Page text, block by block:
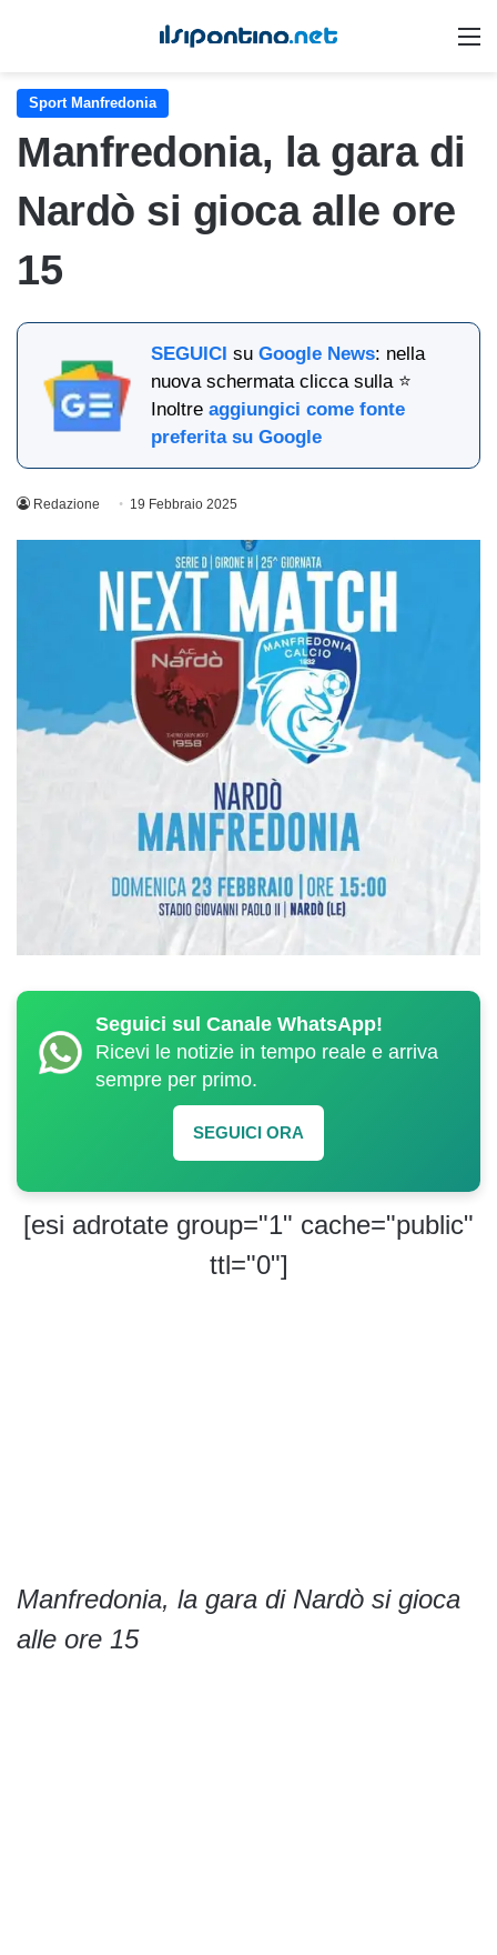
Sport Manfredonia
Manfredonia, la gara di
Nardò si gioca alle ore
15
SEGUICI suGoogle News: nella
nuova schermata clicca sulla ⭐
Inoltreaggiungici come fonte
preferita su Google
Redazione 19 Febbraio 2025
Seguici sul Canale WhatsApp!
Ricevi le notizie in tempo reale e arriva
sempre per primo.
SEGUICI ORA
[esi adrotate group="1" cache="public"
ttl="0"]
Manfredonia, la gara di Nardò si gioca
alle ore 15